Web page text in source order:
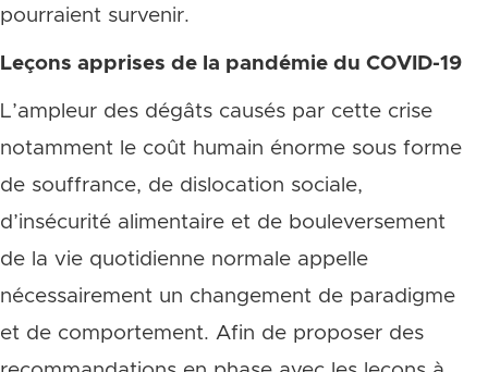
pourraient survenir.
Leçons apprises de la pandémie du COVID-19
L’ampleur des dégâts causés par cette crise
notamment le coût humain énorme sous forme
de souffrance, de dislocation sociale,
d’insécurité alimentaire et de bouleversement
de la vie quotidienne normale appelle
nécessairement un changement de paradigme
et de comportement. Afin de proposer des